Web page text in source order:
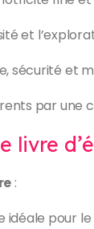
et
sécurité et
par
livre
:
idéale pour